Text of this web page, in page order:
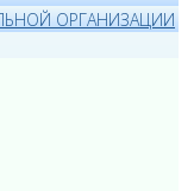
ОРГАНИЗАЦИИ